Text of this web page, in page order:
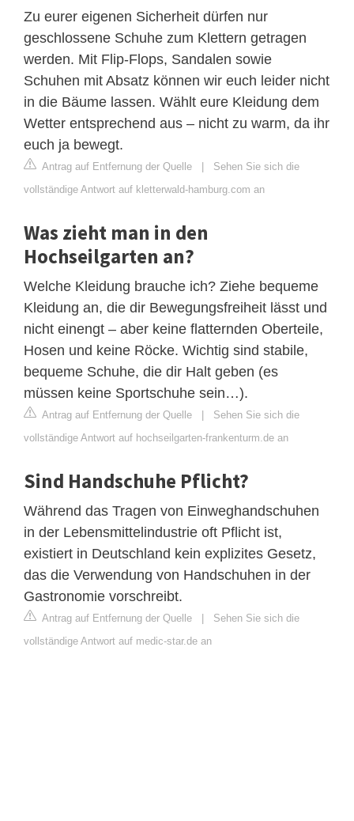
Zu eurer eigenen Sicherheit dürfen nur
geschlossene Schuhe zum Klettern getragen
werden. Mit Flip-Flops, Sandalen sowie
Schuhen mit Absatz können wir euch leider nicht
in die Bäume lassen. Wählt eure Kleidung dem
Wetter entsprechend aus – nicht zu warm, da ihr
euch ja bewegt.
Antrag auf Entfernung der Quelle | Sehen Sie sich die
vollständige Antwort auf kletterwald-hamburg.com an
Was zieht man in den
Hochseilgarten an?
Welche Kleidung brauche ich? Ziehe bequeme
Kleidung an, die dir Bewegungsfreiheit lässt und
nicht einengt – aber keine flatternden Oberteile,
Hosen und keine Röcke. Wichtig sind stabile,
bequeme Schuhe, die dir Halt geben (es
müssen keine Sportschuhe sein…).
Antrag auf Entfernung der Quelle | Sehen Sie sich die
vollständige Antwort auf hochseilgarten-frankenturm.de an
Sind Handschuhe Pflicht?
Während das Tragen von Einweghandschuhen
in der Lebensmittelindustrie oft Pflicht ist,
existiert in Deutschland kein explizites Gesetz,
das die Verwendung von Handschuhen in der
Gastronomie vorschreibt.
Antrag auf Entfernung der Quelle | Sehen Sie sich die
vollständige Antwort auf medic-star.de an